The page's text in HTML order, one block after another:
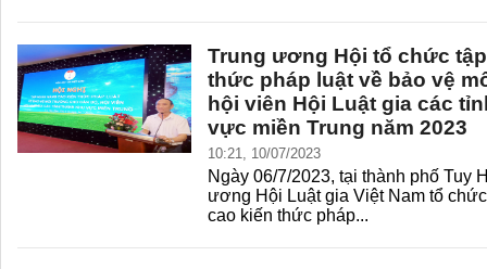
Trung ương Hội tổ chức
thức pháp luật về bảo vệ
hội viên Hội Luật gia các
vực miền Trung năm 2023
10:21, 10/07/2023
Ngày 06/7/2023, tại thành phố Tuy
ương Hội Luật gia Việt Nam tổ
cao kiến thức pháp...